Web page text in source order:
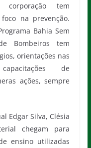
tem
na prevenção.
Bahia Sem
Bombeiros tem
orientações nas
de
ações, sempre
Edgar Silva, Clésia
chegam para
ensino utilizadas